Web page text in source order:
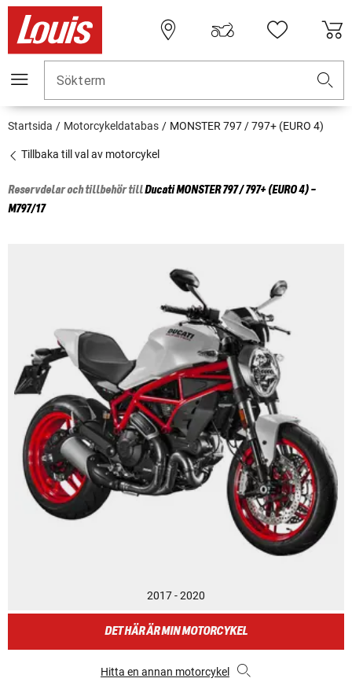
Sökterm
Startsida Motorcykeldatabas MONSTER 797 / 797+ (EURO 4)
Tillbaka till val av motorcykel
Reservdelar och tillbehör tillDucatiMONSTER 797 / 797+ (EURO 4) -
M797/17
2017 - 2020
DET HÄR ÄR MIN MOTORCYKEL
Hitta en annan motorcykel